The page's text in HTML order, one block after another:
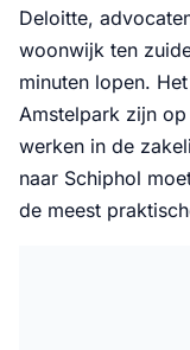
Deloitte,
woonwijk ten
minuten lopen.
Amstelpark zijn
werken in de
naar Schiphol
de meest